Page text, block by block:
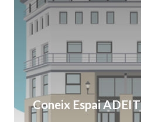
Coneix Espai ADEIT